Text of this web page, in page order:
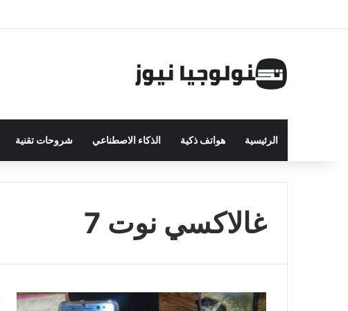
الرئيسية هواتف ذكية الذكاء الاصطناعي شروحات تقنية
غالاكسي نوت 7